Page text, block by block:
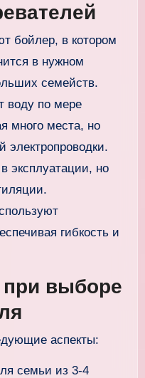
бойлер, в котором
в нужном
семейств.
воду по мере
много места, но
электропроводки.
эксплуатации, но
гибкость и
при выборе
аспекты:
семьи из 3-4